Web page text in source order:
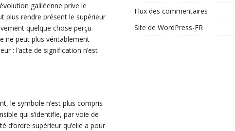
galiléenne prive le
plus rendre présent le supérieur
quelque chose perçu
ne peut plus véritablement
: l’acte de signification n’est
le symbole n’est plus compris
qui s’identifie, par voie de
d’ordre supérieur qu’elle a pour
Flux des commentaires
Site de WordPress-FR